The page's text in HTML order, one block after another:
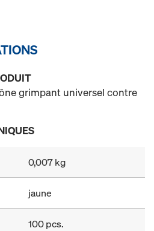
grimpant universel contre
0,007 kg
jaune
100 pcs.